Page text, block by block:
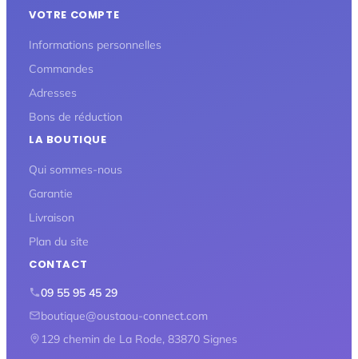
VOTRE COMPTE
Informations personnelles
Commandes
Adresses
Bons de réduction
LA BOUTIQUE
Qui sommes-nous
Garantie
Livraison
Plan du site
CONTACT
09 55 95 45 29
boutique@oustaou-connect.com
129 chemin de La Rode, 83870 Signes